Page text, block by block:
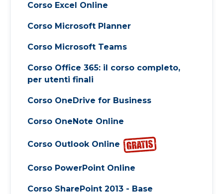
Corso Excel Online
Corso Microsoft Planner
Corso Microsoft Teams
Corso Office 365: il corso completo,
per utenti finali
Corso OneDrive for Business
Corso OneNote Online
Corso Outlook Online
Corso PowerPoint Online
Corso SharePoint 2013 - Base